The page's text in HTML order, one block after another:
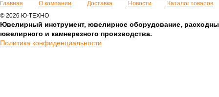
Главная О компании Доставка Новости
Каталог товаров
© 2026 Ю-ТЕХНО
Ювелирный инструмент, ювелирное оборудование,
ювелирного и камнерезного производства.
Политика конфиденциальности